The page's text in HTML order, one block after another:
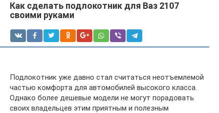
Как сделать подлокотник для Ваз 2107
своими руками
Подлокотник уже давно стал считаться неотъемлемой
частью комфорта для автомобилей высокого класса.
Однако более дешевые модели не могут порадовать
своих владельцев этим приятным и полезным